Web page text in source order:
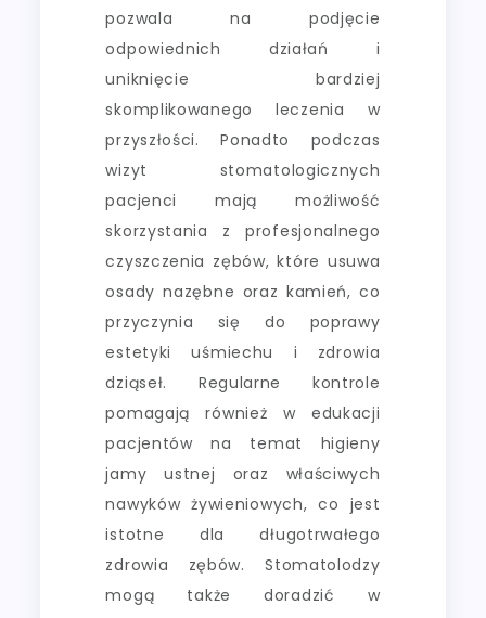
pozwala na podjęcie
odpowiednich działań i
uniknięcie bardziej
skomplikowanego leczenia w
przyszłości. Ponadto podczas
wizyt stomatologicznych
pacjenci mają możliwość
skorzystania z profesjonalnego
czyszczenia zębów, które usuwa
osady nazębne oraz kamień, co
przyczynia się do poprawy
estetyki uśmiechu i zdrowia
dziąseł. Regularne kontrole
pomagają również w edukacji
pacjentów na temat higieny
jamy ustnej oraz właściwych
nawyków żywieniowych, co jest
istotne dla długotrwałego
zdrowia zębów. Stomatolodzy
mogą także doradzić w